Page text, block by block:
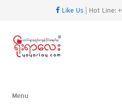
Like Us| Hot Line:
Menu
Menu